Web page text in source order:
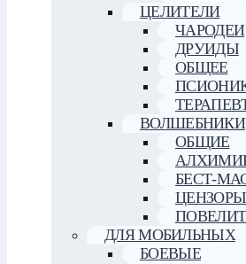
ЦЕЛИТЕЛИ
ЧАРОДЕИ
ДРУИДЫ
ОБЩЕЕ
ВОЛШЕБНИКИ
ОБЩИЕ
БЕСТ-
ЦЕНЗОРЫ
ДЛЯ МОБИЛЬНЫХ
БОЕВЫЕ